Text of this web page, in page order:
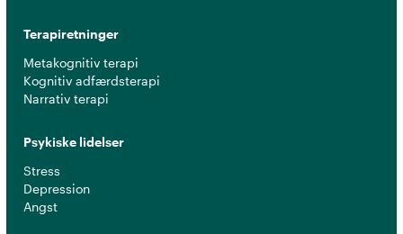
Terapiretninger
Metakognitiv terapi
Kognitiv adfærdsterapi
Narrativ terapi
Psykiske lidelser
Stress
Depression
Angst